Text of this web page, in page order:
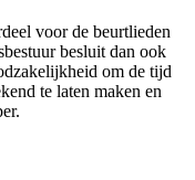
voor de beurtlieden
besluit dan ook
om de tijd
te laten maken en